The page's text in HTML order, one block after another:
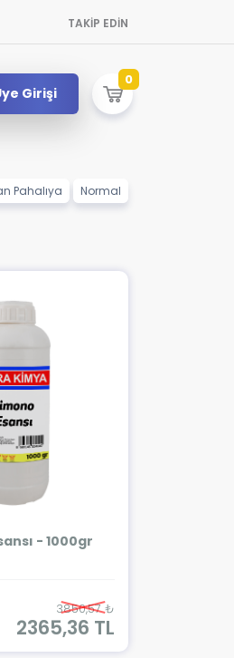
TAKİP EDİN
0
Girişi
Pahalıya Normal
- 1000gr
3850,57 ₺
2365,36 TL